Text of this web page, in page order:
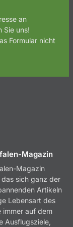
an
Sie uns!
Formular nicht
Magazin
Magazin
sich ganz der
Artikeln
Lebensart des
immer auf dem
Ausflugsziele,